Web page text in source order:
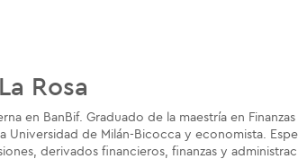
Rosa
en BanBif. Graduado de la maestría en Finanzas
Universidad de Milán-Bicocca y economista.
derivados financieros, finanzas y